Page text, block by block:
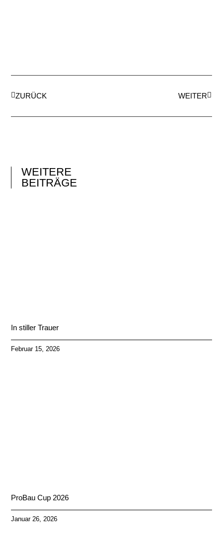
ZURÜCK WEITER
WEITERE
BEITRÄGE
In stiller Trauer
Februar 15, 2026
ProBau Cup 2026
Januar 26, 2026